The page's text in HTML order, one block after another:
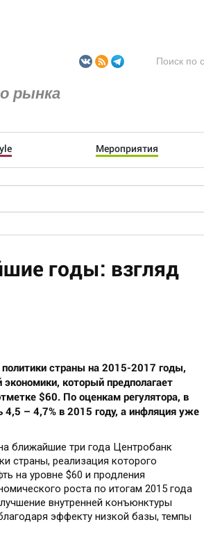
рынка
Мероприятия
годы: взгляд
страны на 2015-2017 годы,
который предполагает
$60. По оценкам регулятора, в
– 4,7% в 2015 году, а инфляция уже
ближайшие три года Центробанк
страны, реализация которого
на уровне $60 и продления
роста по итогам 2015 года
внутренней конъюнктуры
эффекту низкой базы, темпы